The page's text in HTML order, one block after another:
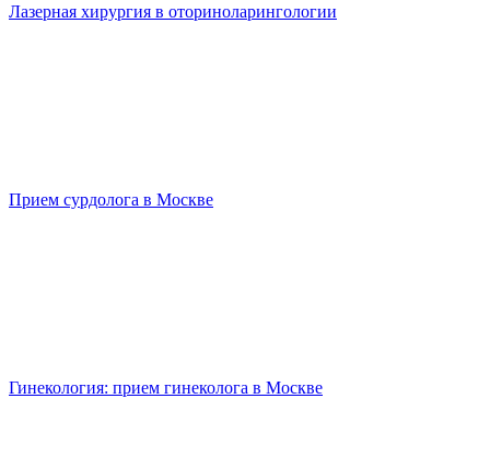
Лазерная хирургия в оториноларингологии
Прием сурдолога в Москве
Гинекология: прием гинеколога в Москве